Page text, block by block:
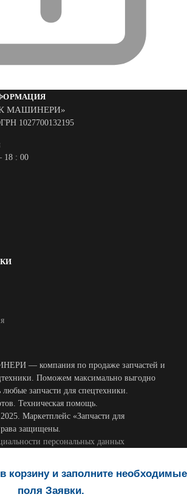
МАШИНЕРИ»
1027700132195
: 00
— компания по продаже запчастей и
Поможем максимально выгодно
любые запчасти для спецтехники.
Техническая помощь.
Маркетплейс «Запчасти для
защищены.
персональных данных
корзину и заполните необходимые
поля Заявки.